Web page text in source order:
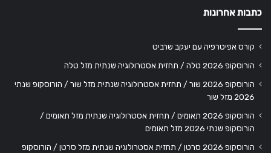
כתבות אחרונות
קורס אפיטרפיה עם יעקב שרביט
הורוסקופ 2026 טלה / תחזית אסטרולוגיה שנתית מזל טלה
הורוסקופ 2026 שור / תחזית אסטרולוגיה שנתית מזל שור / הורוסקופ שנתי
2026 מזל שור
הורוסקופ 2026 תאומים / תחזית אסטרולוגיה שנתית מזל תאומים /
הורוסקופ שנתי 2026 מזל תאומים
הורוסקופ 2026 סרטן / תחזית אסטרולוגיה שנתית מזל סרטן / הורוסקופ